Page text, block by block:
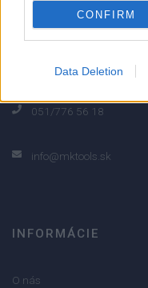
CONFIRM
Data Deletion
Strojnícka 5, Prešov
Strojnícka 5, Prešov
051/776 56 18
info@mktools.sk
INFORMÁCIE
O nás